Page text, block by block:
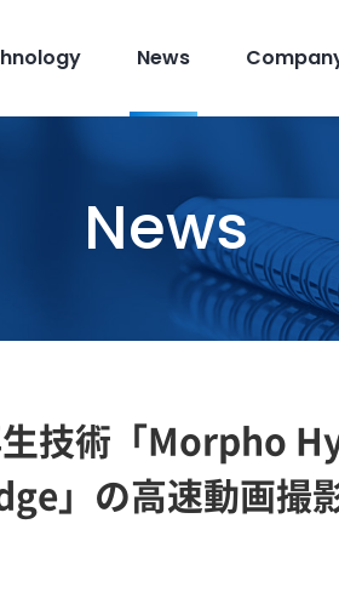
News
News
技術「Morpho
」の高速動画